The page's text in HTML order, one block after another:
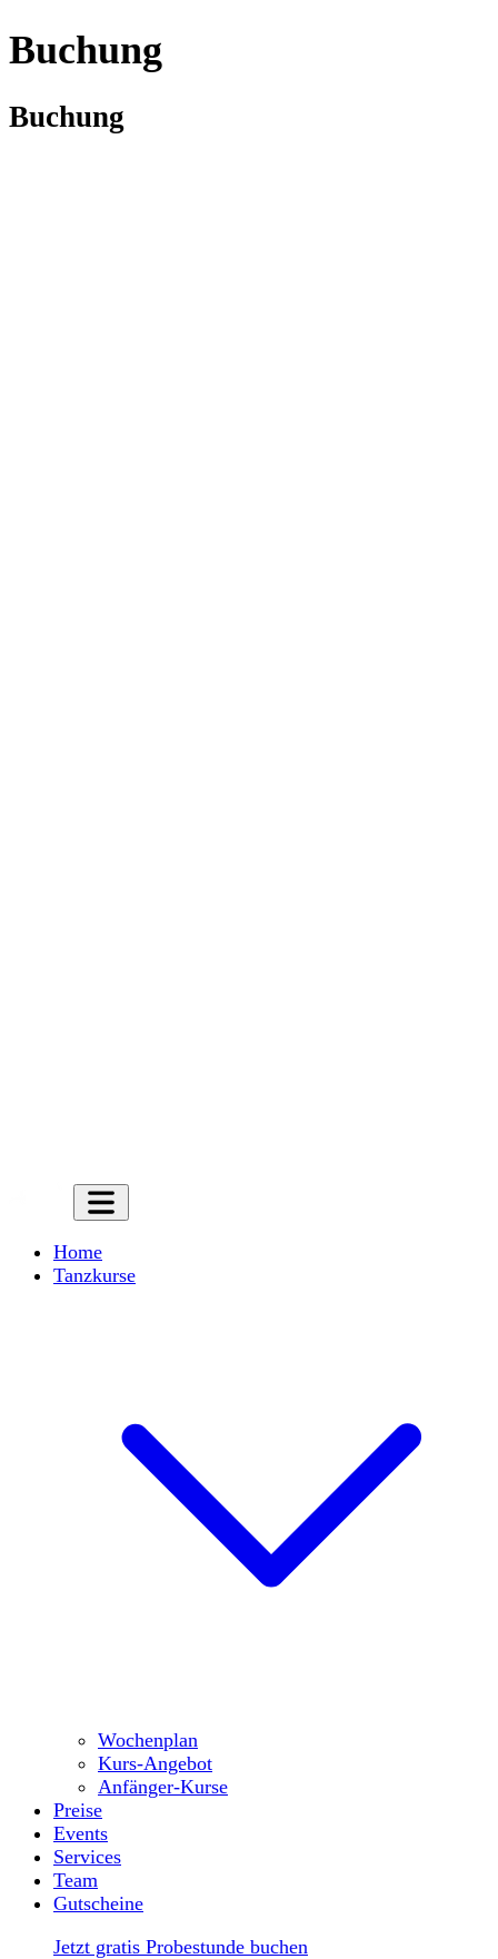
Buchung
Buchung
Home
Tanzkurse
Wochenplan
Kurs-Angebot
Anfänger-Kurse
Preise
Events
Services
Team
Gutscheine
Jetzt gratis Probestunde buchen